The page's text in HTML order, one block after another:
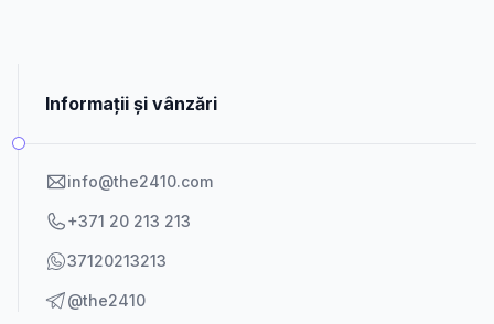
Informații și vânzări
info@the2410.com
+371 20 213 213
37120213213
@the2410